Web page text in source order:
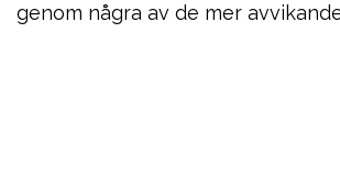
genom några av de mer